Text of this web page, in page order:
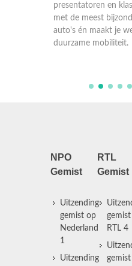
presentatoren en
met de meest
auto's én maakt je
duurzame mobiliteit.
NPO
Gemist
Uitzending
gemist op
Nederland
1
Uitzending
RTL
Gemist
RTL 4